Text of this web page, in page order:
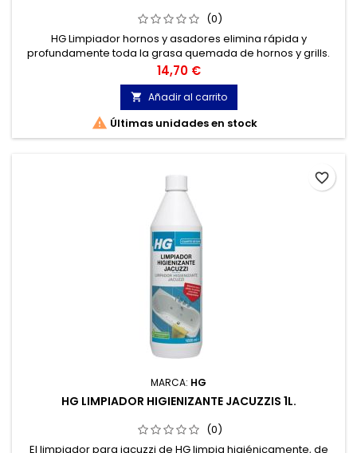
(0)
HG Limpiador hornos y asadores elimina rápida y
profundamente toda la grasa quemada de hornos y grills.
Precio
14,70 €
 Añadir al carrito
 Últimas unidades en stock
MARCA: HG
HG LIMPIADOR HIGIENIZANTE JACUZZIS 1L.
(0)
El limpiador para jacuzzi de HG limpia higiénicamente, de
favorite_border